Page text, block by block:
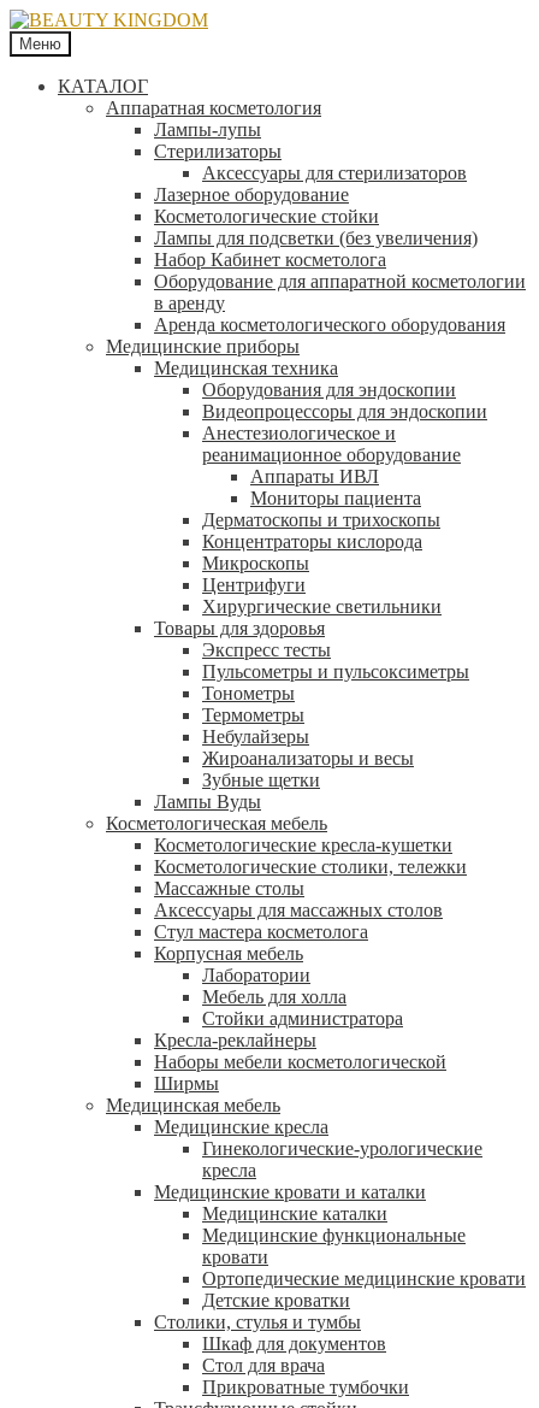
Меню
КАТАЛОГ
Аппаратная косметология
Лампы-лупы
Стерилизаторы
Аксессуары для стерилизаторов
Лазерное оборудование
Косметологические стойки
Лампы для подсветки (без увеличения)
Набор Кабинет косметолога
Оборудование для аппаратной косметологии
в аренду
Аренда косметологического оборудования
Медицинские приборы
Медицинская техника
Оборудования для эндоскопии
Видеопроцессоры для эндоскопии
Анестезиологическое и
реанимационное оборудование
Аппараты ИВЛ
Мониторы пациента
Дерматоскопы и трихоскопы
Концентраторы кислорода
Микроскопы
Центрифуги
Xирургические светильники
Товары для здоровья
Экспресс тесты
Пульсометры и пульсоксиметры
Тонометры
Термометры
Небулайзеры
Жироанализаторы и весы
Зубные щетки
Лампы Вуды
Косметологическая мебель
Косметологические кресла-кушетки
Косметологические столики, тележки
Массажные столы
Аксессуары для массажных столов
Стул мастера косметолога
Корпусная мебель
Лаборатории
Мебель для холла
Стойки администратора
Кресла-реклайнеры
Наборы мебели косметологической
Ширмы
Медицинская мебель
Медицинские кресла
Гинекологические-урологические
кресла
Медицинские кровати и каталки
Медицинские каталки
Медицинские функциональные
кровати
Ортопедические медицинские кровати
Детские кроватки
Столики, стулья и тумбы
Шкаф для документов
Стол для врача
Прикроватные тумбочки